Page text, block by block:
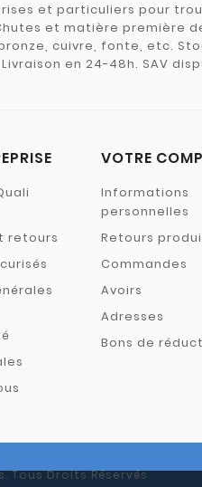
et particuliers pour
et matière première
cuivre, fonte, etc.
en 24-48h. SAV
retours
VOTRE
Informations
personnelles
Retours
Commandes
Avoirs
Adresses
Bons de
Tous Droits Réservés